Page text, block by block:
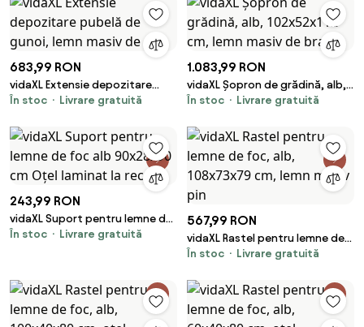
683,99 RON
vidaXL Extensie depozitare
pubelă de gunoi, lemn masiv de
În stoc Livrare gratuită
1.083,99 RON
vidaXL Șopron de grădină, alb,
102x52x112 cm, lemn masiv de
În stoc Livrare gratuită
243,99 RON
vidaXL Suport pentru lemne de
foc alb 90x28x90 cm Oțel
În stoc Livrare gratuită
567,99 RON
vidaXL Rastel pentru lemne de
foc, alb, 108x73x79 cm, lemn
În stoc Livrare gratuită